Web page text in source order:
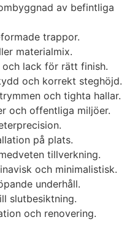
av befintliga
trappor.
materialmix.
och lack för rätt finish.
och korrekt steghöjd.
och tighta hallar.
och offentliga miljöer.
på plats.
tillverkning.
och minimalistisk.
underhåll.
slutbesiktning.
och renovering.